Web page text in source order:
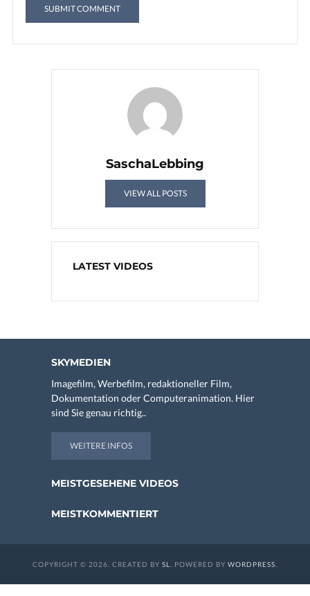
SaschaLebbing
VIEW ALL POSTS
LATEST VIDEOS
SKYMEDIEN
Imagefilm, Werbefilm, redaktioneller Film,
Dokumentation oder Computeranimation. Hier
sind Sie genau richtig..
WEITERE INFOS
MEISTGESEHENE VIDEOS
MEISTKOMMENTIERT
COPYRIGHT © 2026. CREATED BY SL . POWERED BY WORDPRESS